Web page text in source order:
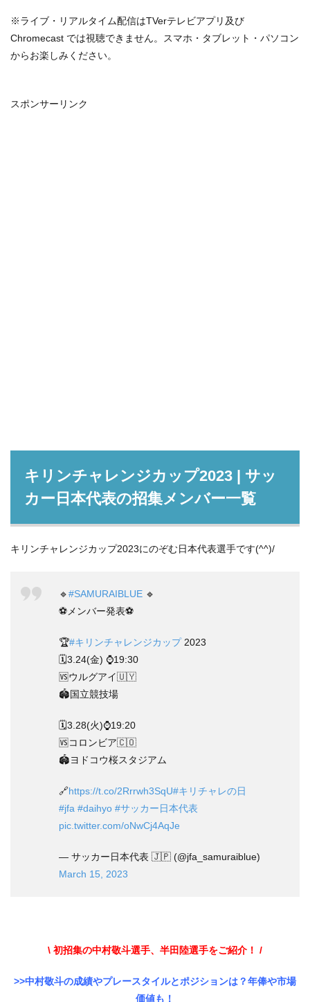
※ライブ・リアルタイム配信はTVerテレビアプリ及び
Chromecast では視聴できません。スマホ・タブレット・パソコン
からお楽しみください。
スポンサーリンク
キリンチャレンジカップ2023 | サッ
カー日本代表の招集メンバー一覧
キリンチャレンジカップ2023にのぞむ日本代表選手です(^^)/
🔹#SAMURAIBLUE 🔹
⚽️メンバー発表⚽️
🏆#キリンチャレンジカップ2023
🗓️3.24(金) ⌚️19:30
🆚ウルグアイ🇺🇾
🏟国立競技場
🗓️3.28(火)⌚️19:20
🆚コロンビア🇨🇴
🏟ヨドコウ桜スタジアム
🔗https://t.co/2Rrrwh3SqU#キリチャレの日
#jfa #daihyo #サッカー日本代表
pic.twitter.com/oNwCj4AqJe
— サッカー日本代表 🇯🇵 (@jfa_samuraiblue)
March 15, 2023
\ 初招集の中村敬斗選手、半田陸選手をご紹介！ /
>>中村敬斗の成績やプレースタイルとポジションは？年俸や市場
価値も！